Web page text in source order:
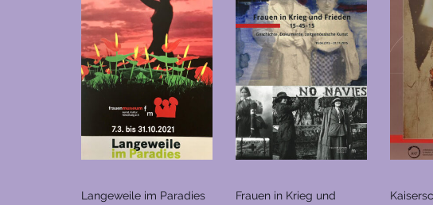
Langeweile im Paradies Frauen in Krieg und